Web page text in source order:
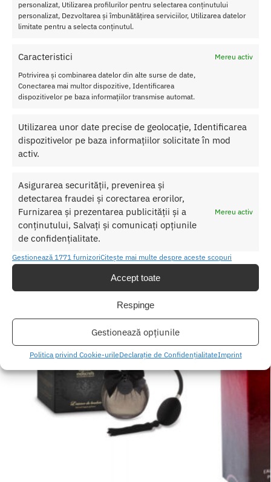
personalizat, Utilizarea profilurilor pentru selectarea conținutului
personalizat, Dezvoltarea și îmbunătățirea serviciilor, Utilizarea datelor
limitate pentru a selecta conținutul.
Caracteristici
Mereu activ
Potrivirea și combinarea datelor din alte surse de date,
Conectarea mai multor dispozitive, Identificarea
dispozitivelor pe baza informațiilor transmise automat.
Utilizarea unor date precise de geolocație, Identificarea
dispozitivelor pe baza informațiilor solicitate în mod
activ.
Asigurarea securității, prevenirea și
detectarea fraudei și corectarea erorilor,
Furnizarea și prezentarea publicității și a
conținutului, Salvați și comunicați opțiunile
de confidențialitate.
Mereu activ
Gestionează 1771 furnizoriCitește mai multe despre aceste scopuri
Accept toate
Respinge
Gestionează opțiunile
Politica privind Cookie-urileDeclarație de ConfidențialitateImprint
Caracteristici Concentrat fara parfum PheroStrong for
Women 7.5ml
Cantitate: 7.5ml
Contine: Feromoni
Transforma fiecare intalnire intr-o experienta de neuitat cu puterea
FEROMONI
Etichetă: Concentrat fara parfum PheroStrong for Women
7.5ml
Produse similare